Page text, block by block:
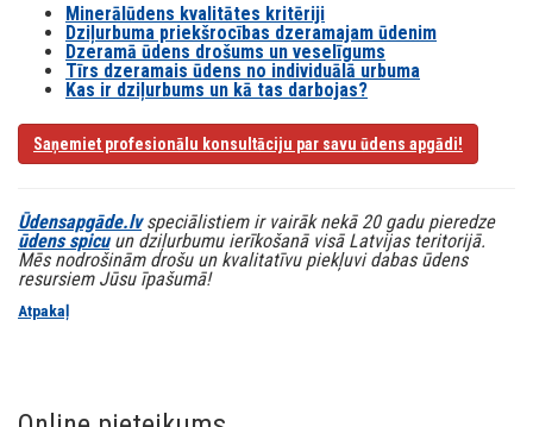
Minerālūdens kvalitātes kritēriji
Dziļurbuma priekšrocības dzeramajam ūdenim
Dzeramā ūdens drošums un veselīgums
Tīrs dzeramais ūdens no individuālā urbuma
Kas ir dziļurbums un kā tas darbojas?
Saņemiet profesionālu konsultāciju par savu ūdens apgādi!
Ūdensapgāde.lvspeciālistiem ir vairāk nekā 20 gadu pieredze
ūdens spicuun dziļurbumu ierīkošanā visā Latvijas teritorijā.
Mēs nodrošinām drošu un kvalitatīvu piekļuvi dabas ūdens
resursiem Jūsu īpašumā!
Atpakaļ